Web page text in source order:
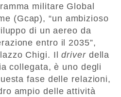
militare Global
(Gcap), “un ambizioso
di un aereo da
entro il 2035”,
Chigi. Ildriverdella
collegata, è uno degli
fase delle relazioni,
ampio delle attività